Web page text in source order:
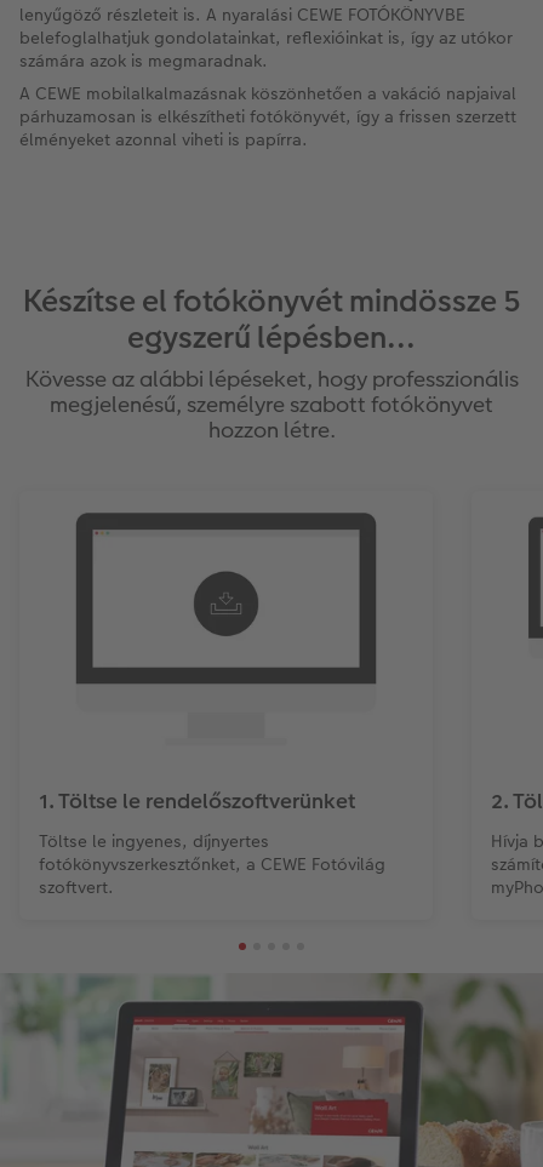
lenyűgöző részleteit is. A nyaralási CEWE FOTÓKÖNYVBE
belefoglalhatjuk gondolatainkat, reflexióinkat is, így az utókor
számára azok is megmaradnak.
A CEWE mobilalkalmazásnak köszönhetően a vakáció napjaival
párhuzamosan is elkészítheti fotókönyvét, így a frissen szerzett
élményeket azonnal viheti is papírra.
Készítse el fotókönyvét mindössze 5
egyszerű lépésben...
Kövesse az alábbi lépéseket, hogy professzionális
megjelenésű, személyre szabott fotókönyvet
hozzon létre.
1. Töltse le rendelőszoftverünket
Töltse le ingyenes, díjnyertes
fotókönyvszerkesztőnket, a CEWE Fotóvilág
szoftvert.
2.
Hívja